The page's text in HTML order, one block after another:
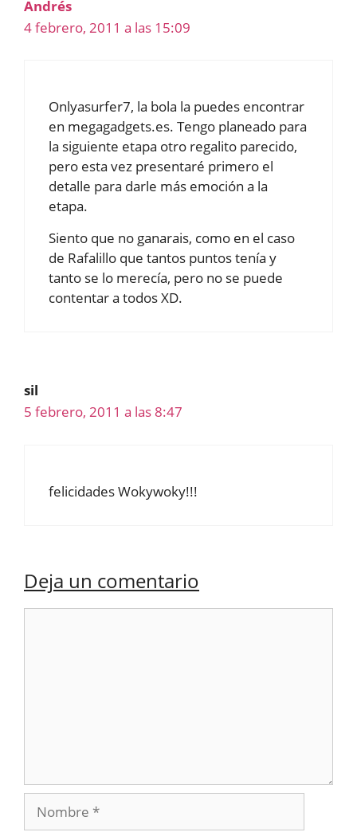
Andrés
4 febrero, 2011 a las 15:09
Onlyasurfer7, la bola la puedes encontrar
en megagadgets.es. Tengo planeado para
la siguiente etapa otro regalito parecido,
pero esta vez presentaré primero el
detalle para darle más emoción a la
etapa.
Siento que no ganarais, como en el caso
de Rafalillo que tantos puntos tenía y
tanto se lo merecía, pero no se puede
contentar a todos XD.
sil
5 febrero, 2011 a las 8:47
felicidades Wokywoky!!!
Deja un comentario
Nombre